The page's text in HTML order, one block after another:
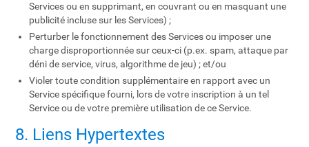
Services ou en supprimant, en couvrant ou en masquant une
publicité incluse sur les Services) ;
Perturber le fonctionnement des Services ou imposer une
charge disproportionnée sur ceux-ci (p.ex. spam, attaque par
déni de service, virus, algorithme de jeu) ; et/ou
Violer toute condition supplémentaire en rapport avec un
Service spécifique fourni, lors de votre inscription à un tel
Service ou de votre première utilisation de ce Service.
8. Liens Hypertextes